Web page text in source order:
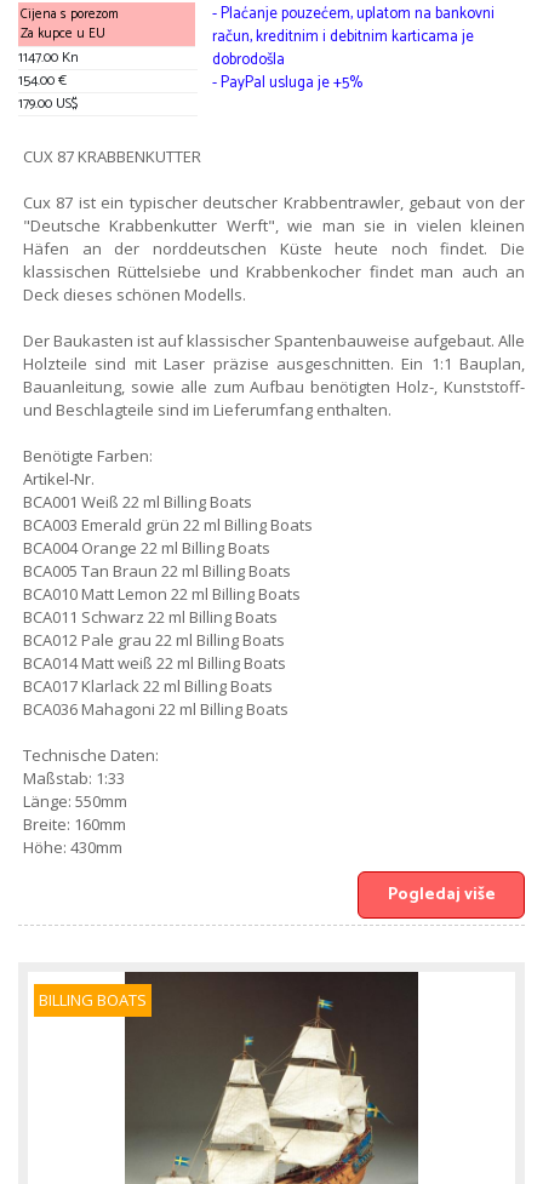
Cijena s porezom
Za kupce u EU
1147.00 Kn
154.00 €
179.00 US$
- Plaćanje pouzećem, uplatom na bankovni
račun, kreditnim i debitnim karticama je
dobrodošla
- PayPal usluga je +5%
CUX 87 KRABBENKUTTER
Cux 87 ist ein typischer deutscher Krabbentrawler, gebaut von der
"Deutsche Krabbenkutter Werft", wie man sie in vielen kleinen
Häfen an der norddeutschen Küste heute noch findet. Die
klassischen Rüttelsiebe und Krabbenkocher findet man auch an
Deck dieses schönen Modells.
Der Baukasten ist auf klassischer Spantenbauweise aufgebaut. Alle
Holzteile sind mit Laser präzise ausgeschnitten. Ein 1:1 Bauplan,
Bauanleitung, sowie alle zum Aufbau benötigten Holz-, Kunststoff-
und Beschlagteile sind im Lieferumfang enthalten.
Benötigte Farben:
Artikel-Nr.
BCA001 Weiß 22 ml Billing Boats
BCA003 Emerald grün 22 ml Billing Boats
BCA004 Orange 22 ml Billing Boats
BCA005 Tan Braun 22 ml Billing Boats
BCA010 Matt Lemon 22 ml Billing Boats
BCA011 Schwarz 22 ml Billing Boats
BCA012 Pale grau 22 ml Billing Boats
BCA014 Matt weiß 22 ml Billing Boats
BCA017 Klarlack 22 ml Billing Boats
BCA036 Mahagoni 22 ml Billing Boats
Technische Daten:
Maßstab: 1:33
Länge: 550mm
Breite: 160mm
Höhe: 430mm
Pogledaj više
BILLING BOATS